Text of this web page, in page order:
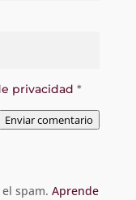
privacidad *
Enviar comentario
spam. Aprende